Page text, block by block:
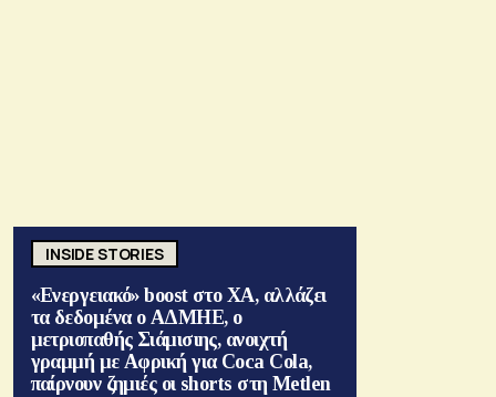
INSIDE STORIES
«Ενεργειακό» boost στο ΧΑ, αλλάζει
τα δεδομένα ο ΑΔΜΗΕ, ο
μετριοπαθής Σιάμισιης, ανοιχτή
γραμμή με Αφρική για Coca Cola,
παίρνουν ζημιές οι shorts στη Metlen